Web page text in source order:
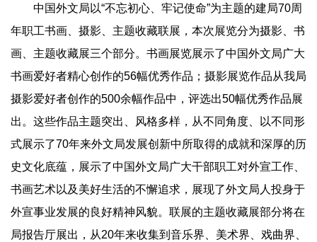
中国外文局以“不忘初心、牢记使命”为主题的建局70周
年职工书画、摄影、主题收藏联展，本次展览分为摄影、书
画、主题收藏展三个部分。书画展览展示了中国外文局广大
书画爱好者精心创作的56幅优秀作品；摄影展览作品从我局
摄影爱好者创作的500余幅作品中，评选出50幅优秀作品展
出。这些作品主题突出、风格多样，从不同角度、以不同形
式展示了70年来外文局发展创新中所取得的成就和深厚的历
史文化底蕴，展示了中国外文局广大干部职工对外宣工作、
书画艺术以及美好生活的不懈追求，展现了外文局人投身于
外宣事业发展的良好精神风貌。联展的主题收藏展部分将在
局报告厅展出，从20年来收集到音乐界、美术界、戏曲界、